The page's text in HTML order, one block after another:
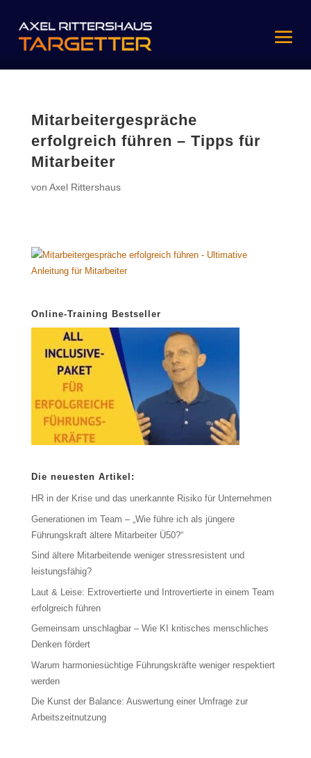
Mitarbeitergespräche
erfolgreich führen – Tipps für
Mitarbeiter
von Axel Rittershaus
Online-Training Bestseller
Die neuesten Artikel:
HR in der Krise und das unerkannte Risiko für Unternehmen
Generationen im Team – „Wie führe ich als jüngere
Führungskraft ältere Mitarbeiter Ü50?“
Sind ältere Mitarbeitende weniger stressresistent und
leistungsfähig?
Laut & Leise: Extrovertierte und Introvertierte in einem Team
erfolgreich führen
Gemeinsam unschlagbar – Wie KI kritisches menschliches
Denken fördert
Warum harmoniesüchtige Führungskräfte weniger respektiert
werden
Die Kunst der Balance: Auswertung einer Umfrage zur
Arbeitszeitnutzung